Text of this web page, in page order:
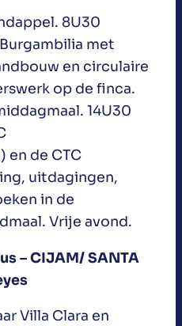
8U30
met
en circulaire
op de finca.
14U30
en de CTC
uitdagingen,
in de
Vrije avond.
– CIJAM/ SANTA
Villa Clara en